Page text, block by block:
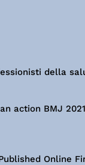
della
action BMJ
Online